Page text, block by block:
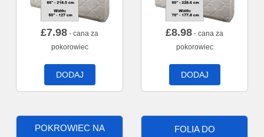
£7.98 - cana za
pokorowiec
DODAJ
£8.98 - cana za
pokorowiec
DODAJ
POKROWIEC NA
FOLIA DO